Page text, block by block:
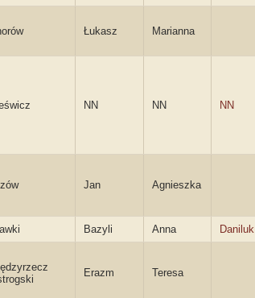
Łukasz Marianna
NN NN NN
Jan Agnieszka
Bazyli Anna Daniluk
Erazm Teresa